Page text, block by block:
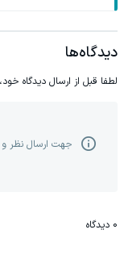
دیدگاه‌ها
لطفا قبل از ارسال دیدگاه
جهت ارسال نظر و
0 دیدگاه